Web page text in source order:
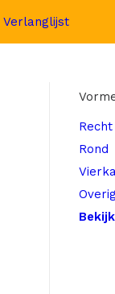
Verlanglijst
Recht
Rond